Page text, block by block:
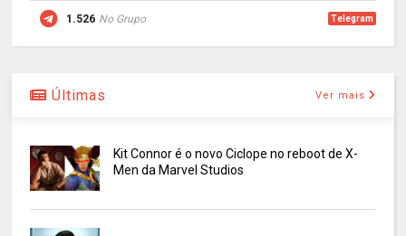
1.526 No Grupo Telegram
Últimas Ver mais
Kit Connor é o novo Ciclope no reboot de X-
Men da Marvel Studios